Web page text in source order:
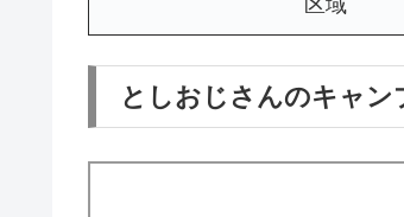
区域
としおじさんのキャン